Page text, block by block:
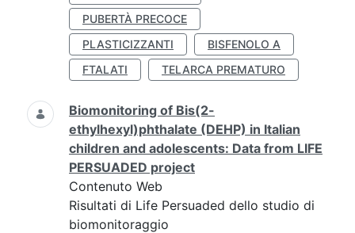
PUBERTÀ PRECOCE
PLASTICIZZANTI
BISFENOLO A
FTALATI
TELARCA PREMATURO
Biomonitoring of Bis(2-
ethylhexyl)phthalate (DEHP) in Italian
children and adolescents: Data from LIFE
PERSUADED project
Contenuto Web
Risultati di Life Persuaded dello studio di
biomonitoraggio